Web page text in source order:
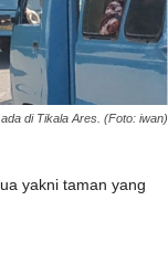
di Tikala Ares. (Foto: iwan)
yakni taman yang